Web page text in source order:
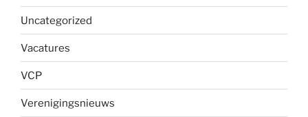
Uncategorized
Vacatures
VCP
Verenigingsnieuws